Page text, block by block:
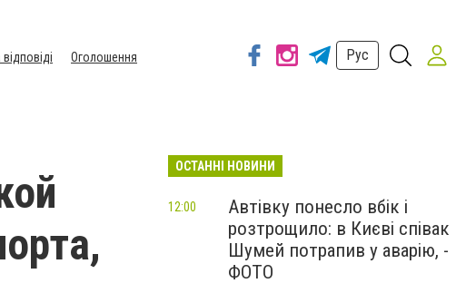
Оголошення
Рус
ОСТАННІ НОВИНИ
Автівку понесло вбік і
розтрощило: в Києві співак
Шумей потрапив у аварію, -
ФОТО
12:00